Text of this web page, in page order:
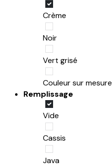
Crème
Noir
Vert grisé
Couleur sur mesure
Remplissage
Vide
Cassis
Java